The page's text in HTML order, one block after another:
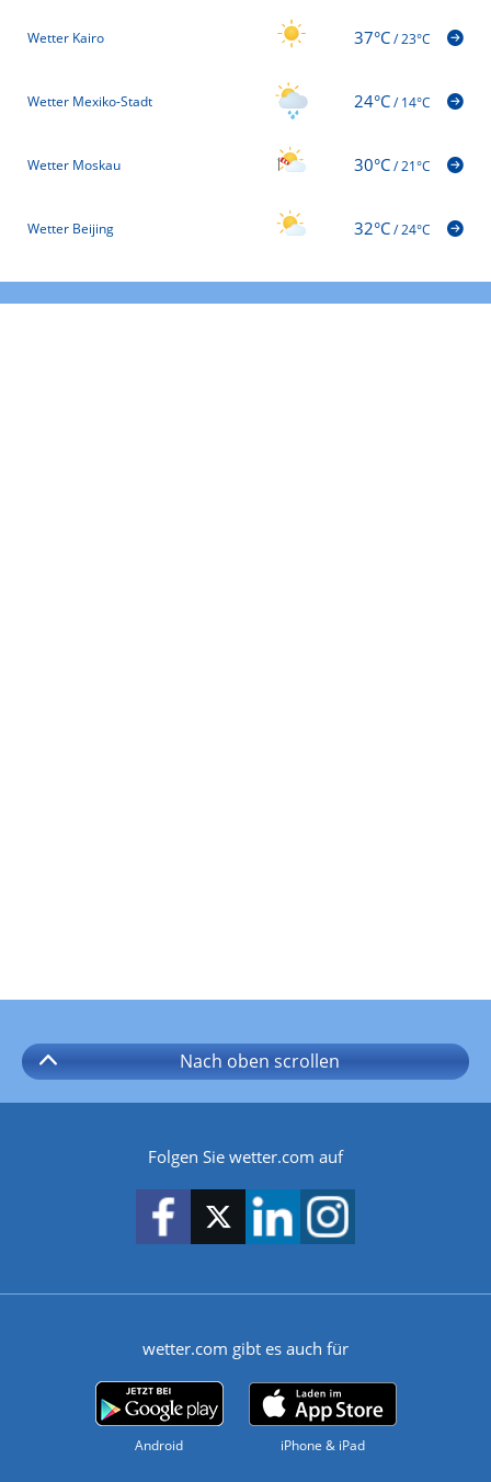
Wetter Kairo 37°C/23°C
Wetter Mexiko-Stadt 24°C/14°C
Wetter Moskau 30°C/21°C
Wetter Beijing 32°C/24°C
Nach oben scrollen
Folgen Sie wetter.com auf
wetter.com gibt es auch für
Android iPhone & iPad